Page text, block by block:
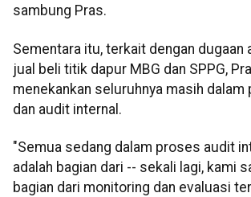
sambung Pras.
Sementara itu, terkait dengan dugaan
jual beli titik dapur MBG dan SPPG,
menekankan seluruhnya masih dalam
dan audit internal.
"Semua sedang dalam proses audit
adalah bagian dari -- sekali lagi, kami
bagian dari monitoring dan evaluasi